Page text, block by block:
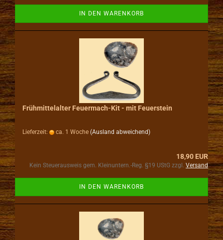
IN DEN WARENKORB
Frühmittelalter Feuermach-Kit - mit Feuerstein
Lieferzeit: ca. 1 Woche (Ausland abweichend)
18,90 EUR
Kein Steuerausweis gem. Kleinuntern.-Reg. §19 UStG zzgl. Versand
IN DEN WARENKORB